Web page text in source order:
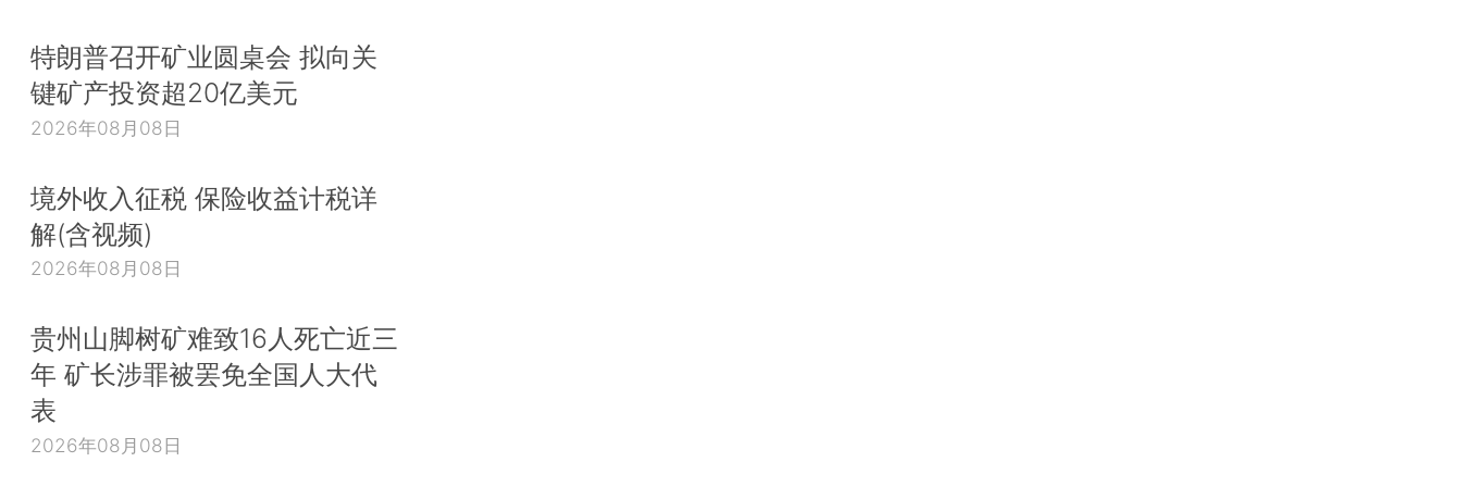
特朗普召开矿业圆桌会 拟向关
键矿产投资超20亿美元
2026年08月08日
境外收入征税 保险收益计税详
解(含视频)
2026年08月08日
贵州山脚树矿难致16人死亡近三
年 矿长涉罪被罢免全国人大代
表
2026年08月08日